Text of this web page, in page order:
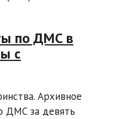
по ДМС в
с
Архивное
ДМС за девять